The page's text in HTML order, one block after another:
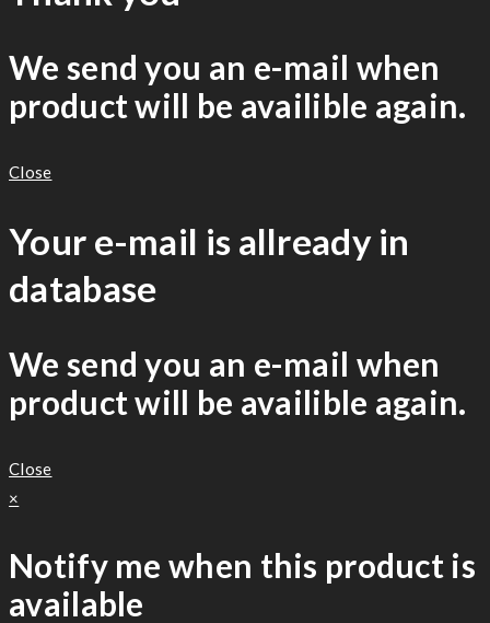
We send you an e-mail when
product will be availible again.
Close
Your e-mail is allready in
database
We send you an e-mail when
product will be availible again.
Close
×
Notify me when this product is
available